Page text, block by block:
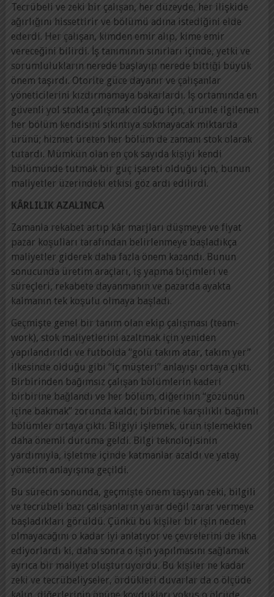
Tecrübeli ve zeki bir çalışan, her düzeyde, her ilişkide
ağırlığını hissettirir ve bölümü adına istediğini elde
ederdi. Her çalışan, kimden emir alıp, kime emir
vereceğini bilirdi. İş tanımının sınırları içinde, yetki ve
sorumlulukların nerede başlayıp nerede bittiği büyük
önem taşırdı. Otorite güce dayanır ve çalışanlar
yöneticilerini kızdırmamaya bakarlardı. İş ortamında en
güvenli yol stokla çalışmak olduğu için, ürünle ilgilenen
her bölüm kendisini sıkıntıya sokmayacak miktarda
ürünü; hizmet üreten her bölüm de zamanı stok olarak
tutardı. Mümkün olan en çok sayıda kişiyi kendi
bölümünde tutmak bir güç işareti olduğu için, bunun
maliyetler üzerindeki etkisi göz ardı edilirdi.
KÂRLILIK AZALINCA
Zamanla rekabet artıp kâr marjları düşmeye ve fiyat
pazar koşulları tarafından belirlenmeye başladıkça
maliyetler giderek daha fazla önem kazandı. Bunun
sonucunda üretim araçları, iş yapma biçimleri ve
süreçleri, rekabete dayanmanın ve pazarda ayakta
kalmanın tek koşulu olmaya başladı.
Geçmişte genel bir tanım olan ekip çalışması (team-
work), stok maliyetlerini azaltmak için yeniden
yapılandırıldı ve futbolda “golü takım atar, takım yer”
ilkesinde olduğu gibi “iç müşteri” anlayışı ortaya çıktı.
Birbirinden bağımsız çalışan bölümlerin kaderi
birbirine bağlandı ve her bölüm, diğerinin “gözünün
içine bakmak” zorunda kaldı; birbirine karşılıklı bağımlı
bölümler ortaya çıktı. Bilgiyi işlemek, ürün işlemekten
daha önemli duruma geldi. Bilgi teknolojisinin
yardımıyla, işletme içinde katmanlar azaldı ve yatay
yönetim anlayışına geçildi.
Bu sürecin sonunda, geçmişte önem taşıyan zeki, bilgili
ve tecrübeli bazı çalışanların yarar değil zarar vermeye
başladıkları görüldü. Çünkü bu kişiler bir işin neden
olmayacağını o kadar iyi anlatıyor ve çevrelerini de ikna
ediyorlardı ki, daha sonra o işin yapılmasını sağlamak
ayrıca bir maliyet oluşturuyordu. Bu kişiler ne kadar
zeki ve tecrübeliyseler, ördükleri duvarlar da o ölçüde
kalın, diğerlerinin önüne koydukları yokuş o ölçüde